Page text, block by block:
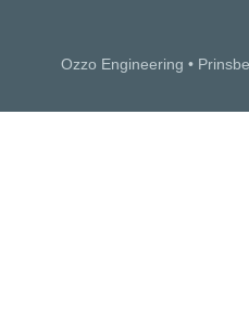
Ozzo Engineering •